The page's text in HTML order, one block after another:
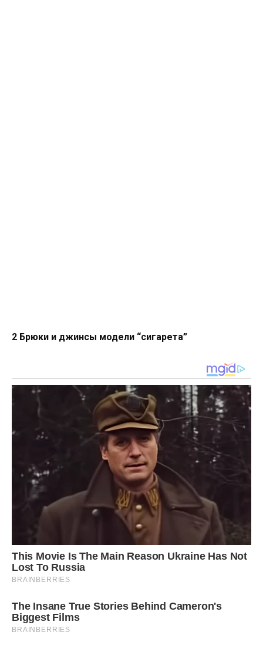
2 Брюки и джинсы модели “сигарета”